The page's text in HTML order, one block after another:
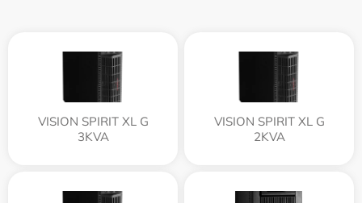
VISION SPIRIT XL G
3KVA
VISION SPIRIT XL G
2KVA